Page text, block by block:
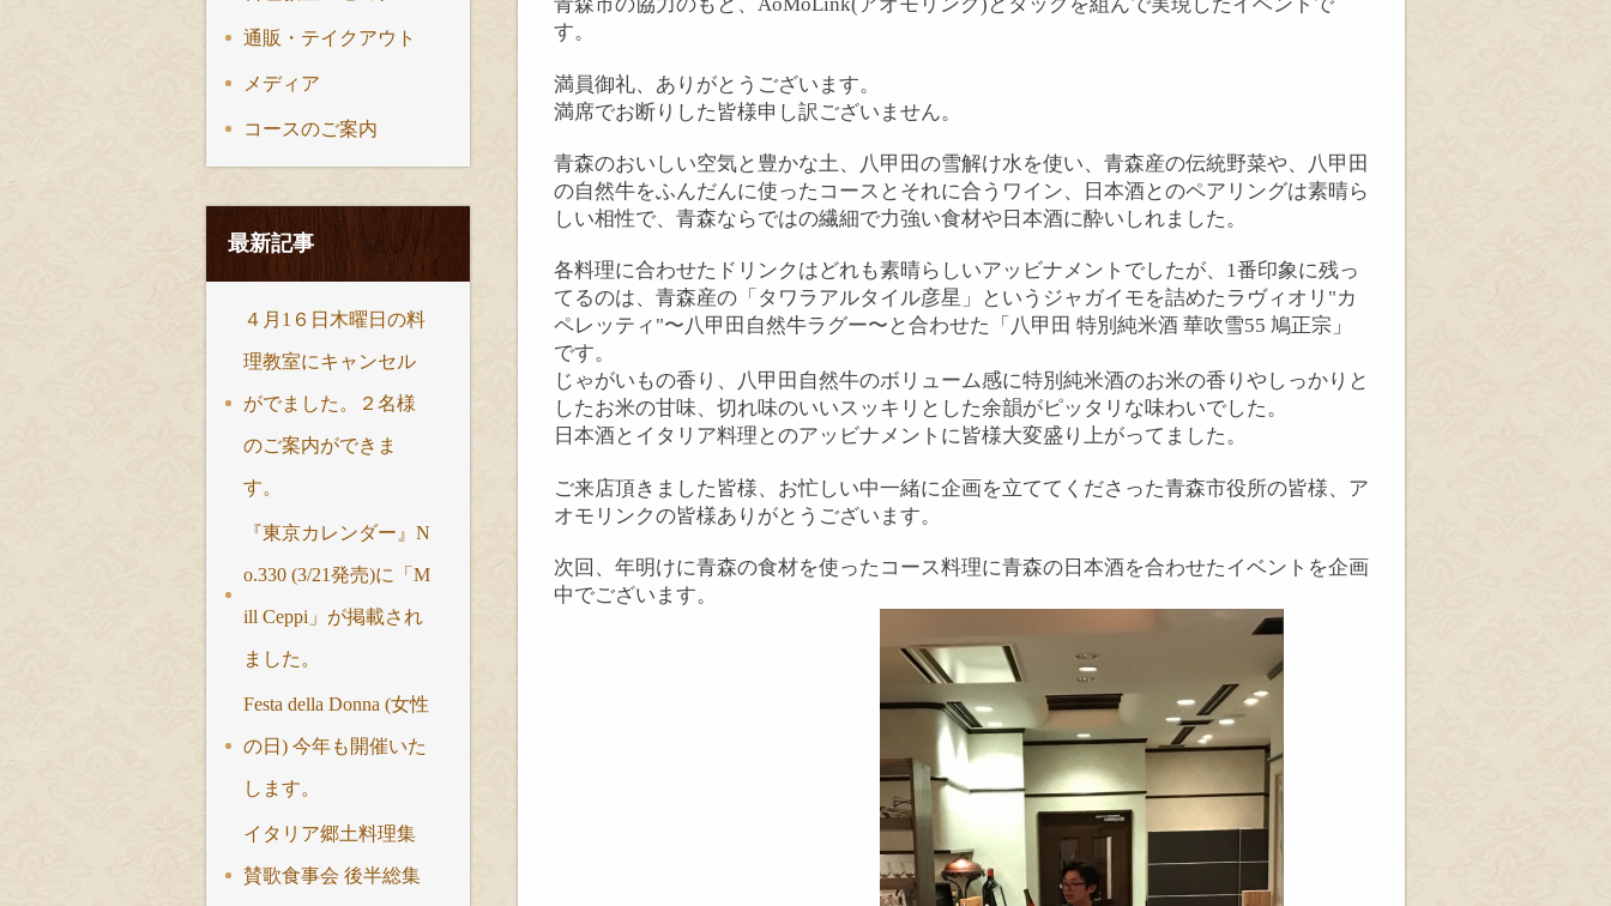
通販・テイクアウト
メディア
コースのご案内
最新記事
４月1６日木曜日の料
理教室にキャンセル
がでました。２名様
のご案内ができま
す。
『東京カレンダー』N
o.330 (3/21発売)に「M
ill Ceppi」が掲載され
ました。
Festa della Donna (女性
の日) 今年も開催いた
します。
イタリア郷土料理集
賛歌食事会 後半総集
青森市の協力のもと、 AoMoLink(アオモリンク) とタッグを組んで実現したイベントで
す。
満員御礼、ありがとうございます。
満席でお断りした皆様申し訳ございません。
青森のおいしい空気と豊かな土、八甲田の雪解け水を使い、青森産の伝統野菜や、八甲田
の自然牛をふんだんに使ったコースとそれに合うワイン、日本酒とのペアリングは素晴ら
しい相性で、青森ならではの繊細で力強い食材や日本酒に酔いしれました。
各料理に合わせたドリンクはどれも素晴らしいアッビナメントでしたが、 1番印象に残っ
てるのは、青森産の「タワラアルタイル彦星」というジャガイモを詰めたラヴィオリ "カ
ペレッティ "〜八甲田自然牛ラグー〜と合わせた「八甲田 特別純米酒 華吹雪55 鳩正宗」
です。
じゃがいもの香り、八甲田自然牛のボリューム感に特別純米酒のお米の香りやしっかりと
したお米の甘味、切れ味のいいスッキリとした余韻がピッタリな味わいでした。
日本酒とイタリア料理とのアッビナメントに皆様大変盛り上がってました。
ご来店頂きました皆様、お忙しい中一緒に企画を立ててくださった青森市役所の皆様、ア
オモリンクの皆様ありがとうございます。
次回、年明けに青森の食材を使ったコース料理に青森の日本酒を合わせたイベントを企画
中でございます。